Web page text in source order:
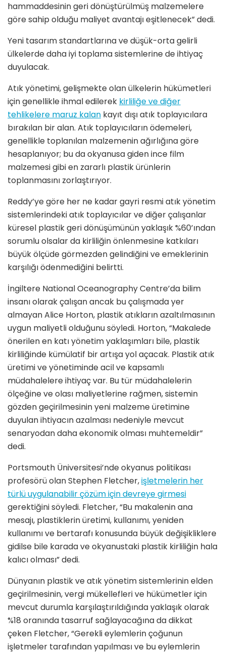
hammaddesinin geri dönüştürülmüş malzemelere
göre sahip olduğu maliyet avantajı eşitlenecek” dedi.
Yeni tasarım standartlarına ve düşük-orta gelirli
ülkelerde daha iyi toplama sistemlerine de ihtiyaç
duyulacak.
Atık yönetimi, gelişmekte olan ülkelerin hükümetleri
için genellikle ihmal edilerek kirliliğe ve diğer
tehlikelere maruz kalan kayıt dışı atık toplayıcılara
bırakılan bir alan. Atık toplayıcıların ödemeleri,
genellikle toplanılan malzemenin ağırlığına göre
hesaplanıyor; bu da okyanusa giden ince film
malzemesi gibi en zararlı plastik ürünlerin
toplanmasını zorlaştırıyor.
Reddy’ye göre her ne kadar gayri resmi atık yönetim
sistemlerindeki atık toplayıcılar ve diğer çalışanlar
küresel plastik geri dönüşümünün yaklaşık %60’ından
sorumlu olsalar da kirliliğin önlenmesine katkıları
büyük ölçüde görmezden gelindiğini ve emeklerinin
karşılığı ödenmediğini belirtti.
İngiltere National Oceanography Centre’da bilim
insanı olarak çalışan ancak bu çalışmada yer
almayan Alice Horton, plastik atıkların azaltılmasının
uygun maliyetli olduğunu söyledi. Horton, “Makalede
önerilen en katı yönetim yaklaşımları bile, plastik
kirliliğinde kümülatif bir artışa yol açacak. Plastik atık
üretimi ve yönetiminde acil ve kapsamlı
müdahalelere ihtiyaç var. Bu tür müdahalelerin
ölçeğine ve olası maliyetlerine rağmen, sistemin
gözden geçirilmesinin yeni malzeme üretimine
duyulan ihtiyacın azalması nedeniyle mevcut
senaryodan daha ekonomik olması muhtemeldir”
dedi.
Portsmouth Üniversitesi’nde okyanus politikası
profesörü olan Stephen Fletcher,işletmelerin her
türlü uygulanabilir çözüm için devreye girmesi
gerektiğini söyledi. Fletcher, “Bu makalenin ana
mesajı, plastiklerin üretimi, kullanımı, yeniden
kullanımı ve bertarafı konusunda büyük değişikliklere
gidilse bile karada ve okyanustaki plastik kirliliğin hala
kalıcı olması” dedi.
Dünyanın plastik ve atık yönetim sistemlerinin elden
geçirilmesinin, vergi mükellefleri ve hükümetler için
mevcut durumla karşılaştırıldığında yaklaşık olarak
%18 oranında tasarruf sağlayacağına da dikkat
çeken Fletcher, “Gerekli eylemlerin çoğunun
işletmeler tarafından yapılması ve bu eylemlerin